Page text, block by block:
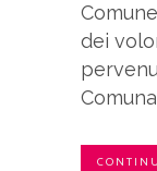
dei